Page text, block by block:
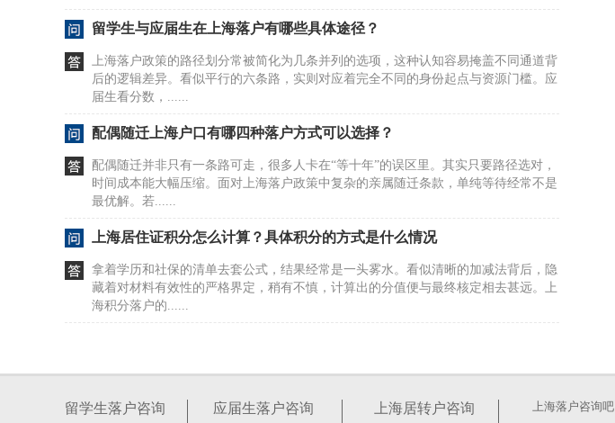
留学生与应届生在上海落户有哪些具体途径？
上海落户政策的路径划分常被简化为几条并列的选项，这种认知容易掩盖不同通道背
后的逻辑差异。看似平行的六条路，实则对应着完全不同的身份起点与资源门槛。应
届生看分数，......
配偶随迁上海户口有哪四种落户方式可以选择？
配偶随迁并非只有一条路可走，很多人卡在“等十年”的误区里。其实只要路径选对，
时间成本能大幅压缩。面对上海落户政策中复杂的亲属随迁条款，单纯等待经常不是
最优解。若......
上海居住证积分怎么计算？具体积分的方式是什么情况
拿着学历和社保的清单去套公式，结果经常是一头雾水。看似清晰的加减法背后，隐
藏着对材料有效性的严格界定，稍有不慎，计算出的分值便与最终核定相去甚远。上
海积分落户的......
很多人盯着社保和劳动合同，以为这是办证的硬门槛。2026年的政策调整却反其道而
本与租赁......
留学生落户咨询 应届生落户咨询 上海居转户咨询 上海落户咨询吧